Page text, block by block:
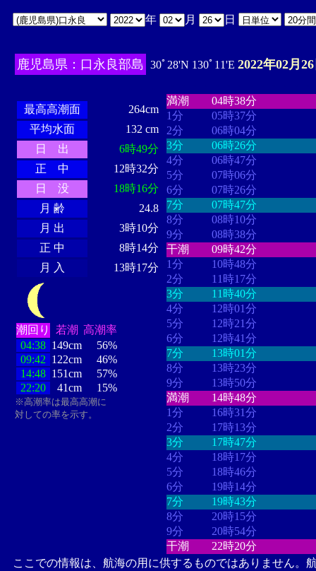
年 月 日
鹿児島県：口永良部島 30ﾟ28'N 130ﾟ11'E 2022年02月
最高高潮面
264cm
平均水面
132 cm
日 出
6時49分
正 中
12時32分
日 没
18時16分
月 齢
24.8
月 出
3時10分
正 中
8時14分
月 入
13時17分
潮回り 若潮 高潮率
04:38 149cm
56%
09:42 122cm
46%
14:48 151cm
57%
22:20
41cm 15%
※高潮率は最高高潮に
対しての率を示す。
満潮
04時38分
1分
05時37分
2分
06時04分
3分
06時26分
4分
06時47分
5分
07時06分
6分
07時26分
7分
07時47分
8分
08時10分
9分
08時38分
干潮
09時42分
1分
10時48分
2分
11時17分
3分
11時40分
4分
12時01分
5分
12時21分
6分
12時41分
7分
13時01分
8分
13時23分
9分
13時50分
満潮
14時48分
1分
16時31分
2分
17時13分
3分
17時47分
4分
18時17分
5分
18時46分
6分
19時14分
7分
19時43分
8分
20時15分
9分
20時54分
干潮
22時20分
ここでの情報は、航海の用に供するものではありません。